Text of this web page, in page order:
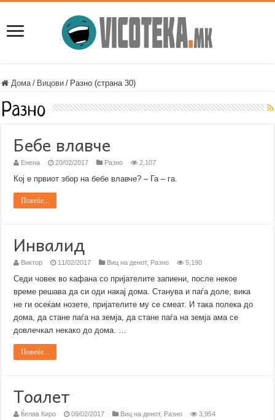
Дома / Вицови / Разно (страна 30)
Разно
Бебе влавче
Енена 20/02/2017 Разно 2,107
Кој е првиот збор на бебе влавче? – Га – га.
Повеќе...
Инвалид
Виктор 11/02/2017 Виц на денот, Разно 5,190
Седи човек во кафана со пријателите запиени, после некое
време решава да си оди накај дома. Станува и паѓа доле, вика
не ги осеќам нозете, пријателите му се смеат. И така полека до
дома, да стане паѓа на земја, да стане паѓа на земја ама се
довлечкал некако до дома. …
Повеќе...
Тоалет
Ќелав Киро 09/02/2017 Виц на денот, Разно 3,954